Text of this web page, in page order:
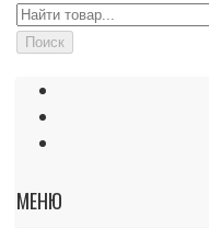
Поиск
МЕНЮ